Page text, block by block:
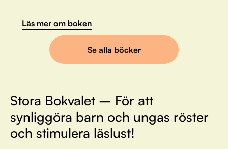
Läs mer om boken
Se alla böcker
Stora Bokvalet – För att
synliggöra barn och ungas röster
och stimulera läslust!